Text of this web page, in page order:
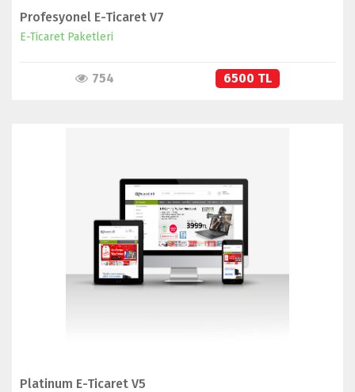
Profesyonel E-Ticaret V7
E-Ticaret Paketleri
754 6500 TL
İNCELE
SATIN AL
Platinum E-Ticaret V5